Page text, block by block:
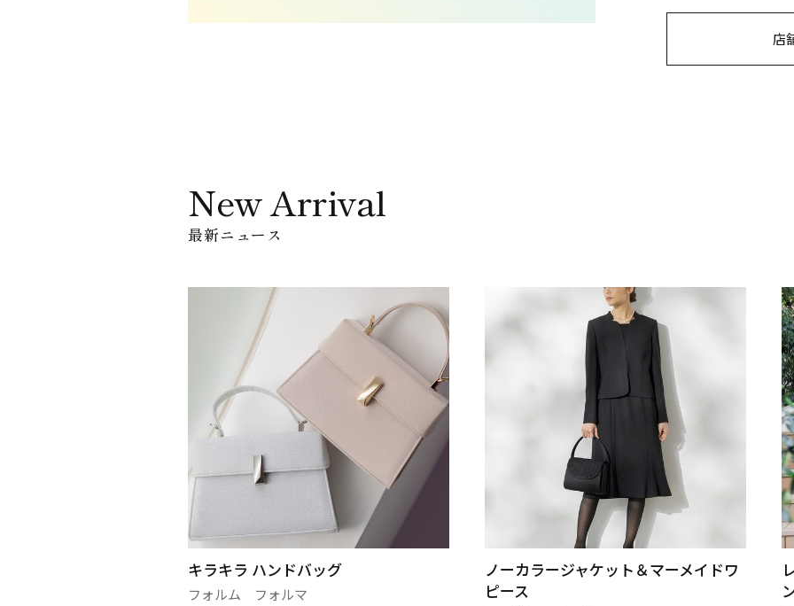
店
New Arrival
最新ニュース
キラキラ ハンドバッグ
フォルム フォルマ
ノーカラージャケット＆マーメイドワ
ピース